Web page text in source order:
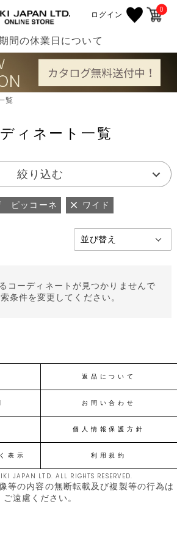
ログイン 0
間の休業日について
覧
ィネート一覧
絞り込む
ピッコーネ ワイド
コーディネートが見つかりませんで
条件を変更してください。
返品について
お問い合わせ
個人情報保護方針
表示 利用規約
JAPAN LTD. ALL RIGHTS RESERVED.
等の内容の無断転載及び複製等の行為は
ご遠慮ください。